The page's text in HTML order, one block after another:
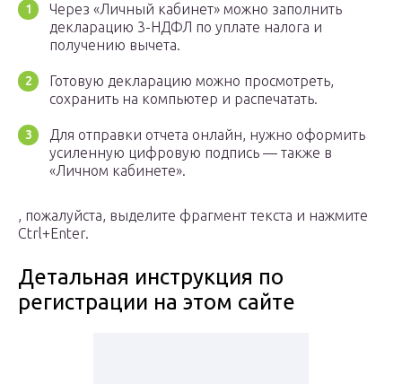
Через «Личный кабинет» можно заполнить
декларацию 3-НДФЛ по уплате налога и
получению вычета.
Готовую декларацию можно просмотреть,
сохранить на компьютер и распечатать.
Для отправки отчета онлайн, нужно оформить
усиленную цифровую подпись — также в
«Личном кабинете».
, пожалуйста, выделите фрагмент текста и нажмите
Ctrl+Enter.
Детальная инструкция по
регистрации на этом сайте